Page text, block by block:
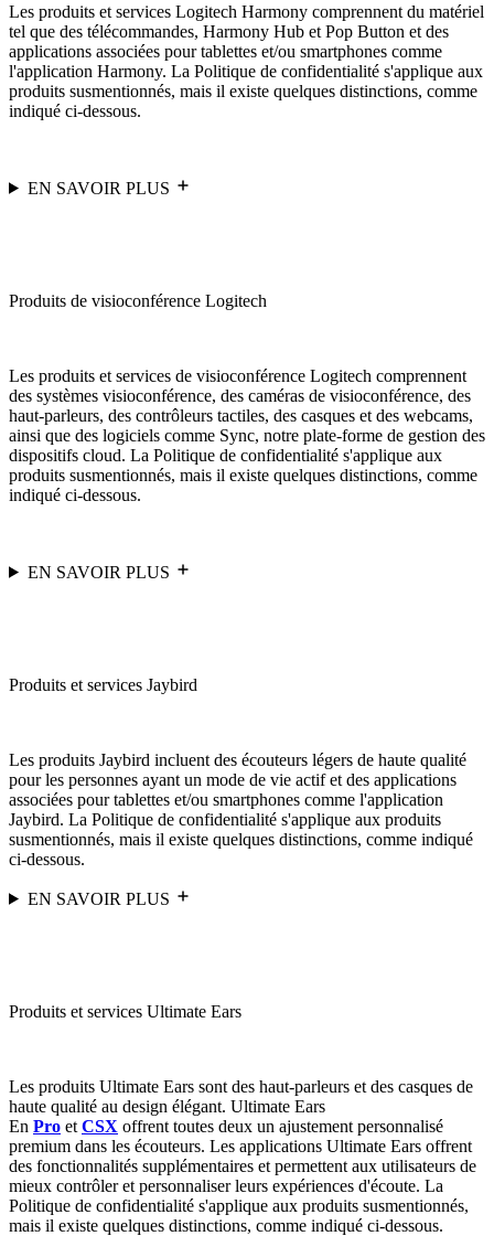
Les produits et services Logitech Harmony comprennent du matériel
tel que des télécommandes, Harmony Hub et Pop Button et des
applications associées pour tablettes et/ou smartphones comme
l'application Harmony. La Politique de confidentialité s'applique aux
produits susmentionnés, mais il existe quelques distinctions, comme
indiqué ci-dessous.
EN SAVOIR PLUS
Produits de visioconférence Logitech
Les produits et services de visioconférence Logitech comprennent
des systèmes visioconférence, des caméras de visioconférence, des
haut-parleurs, des contrôleurs tactiles, des casques et des webcams,
ainsi que des logiciels comme Sync, notre plate-forme de gestion des
dispositifs cloud. La Politique de confidentialité s'applique aux
produits susmentionnés, mais il existe quelques distinctions, comme
indiqué ci-dessous.
EN SAVOIR PLUS
Produits et services Jaybird
Les produits Jaybird incluent des écouteurs légers de haute qualité
pour les personnes ayant un mode de vie actif et des applications
associées pour tablettes et/ou smartphones comme l'application
Jaybird. La Politique de confidentialité s'applique aux produits
susmentionnés, mais il existe quelques distinctions, comme indiqué
ci-dessous.
EN SAVOIR PLUS
Produits et services Ultimate Ears
Les produits Ultimate Ears sont des haut-parleurs et des casques de
haute qualité au design élégant. Ultimate Ears
En Pro et CSX offrent toutes deux un ajustement personnalisé
premium dans les écouteurs. Les applications Ultimate Ears offrent
des fonctionnalités supplémentaires et permettent aux utilisateurs de
mieux contrôler et personnaliser leurs expériences d'écoute. La
Politique de confidentialité s'applique aux produits susmentionnés,
mais il existe quelques distinctions, comme indiqué ci-dessous.